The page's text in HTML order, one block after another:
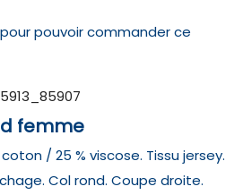
pouvoir commander ce
femme
/ 25 % viscose. Tissu jersey.
Col rond. Coupe droite.